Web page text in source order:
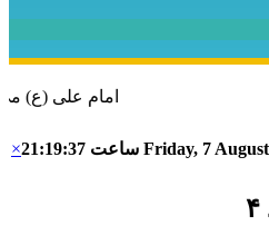
امام علی (ع) می فرماید : هر کس از خود
Friday, 7 ساعت 21:19:37
×